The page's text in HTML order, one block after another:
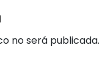
no será publicada.